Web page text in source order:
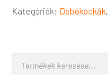
Kategóriák: Dobókockák,